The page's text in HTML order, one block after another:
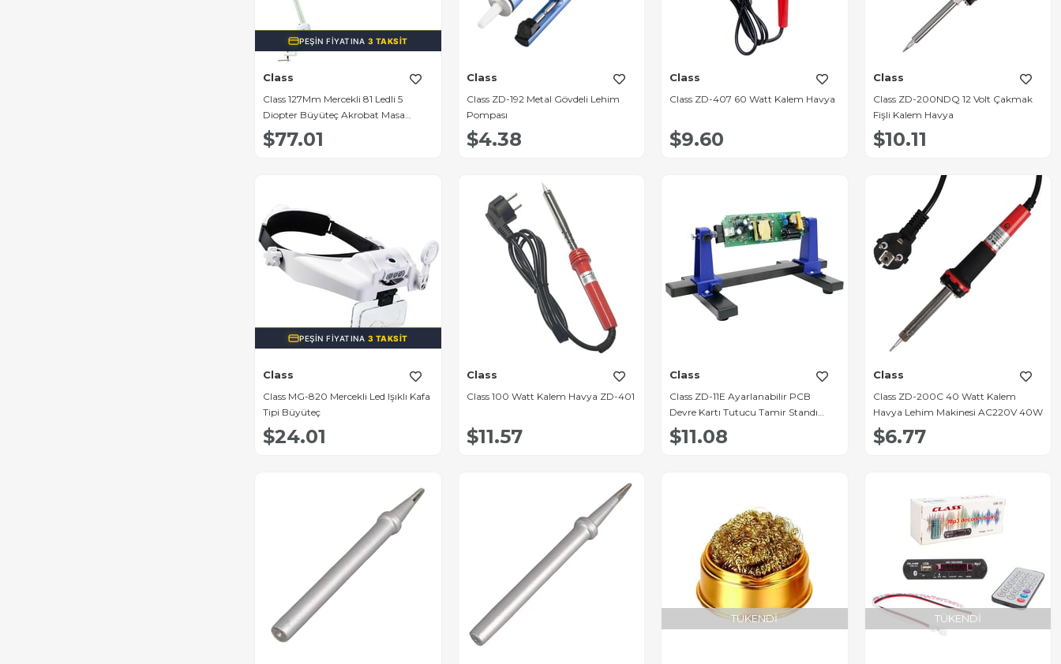
PEŞIN FIYATINA 3 TAKSIT
Class
Class 127Mm Mercekli 81 Ledli 5
Diopter Büyüteç Akrobat Masa
Lambası MG-1815
$77.01
Class
Class ZD-192 Metal Gövdeli Lehim
Pompası
$4.38
Class
Class ZD-407 60 Watt Kalem Havya
$9.60
Class
Class ZD-200NDQ 12 Volt Çakmak
Fişli Kalem Havya
$10.11
PEŞIN FIYATINA 3 TAKSIT
Class
Class MG-820 Mercekli Led Işıklı Kafa
Tipi Büyüteç
$24.01
Class
Class 100 Watt Kalem Havya ZD-401
$11.57
Class
Class ZD-11E Ayarlanabilir PCB
Devre Kartı Tutucu Tamir Standı
(Circuit Board Clamping Kit)
$11.08
Class
Class ZD-200C 40 Watt Kalem
Havya Lehim Makinesi AC220V 40W
$6.77
TÜKENDI TÜKENDI